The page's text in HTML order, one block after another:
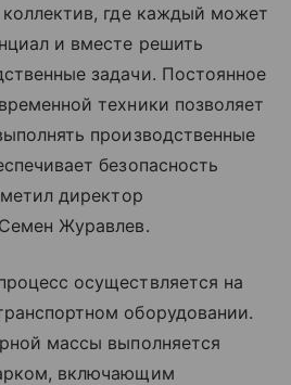
где каждый может
и вместе решить
задачи. Постоянное
техники позволяет
производственные
безопасность
директор
Журавлев.
осуществляется на
оборудовании.
массы выполняется
включающим